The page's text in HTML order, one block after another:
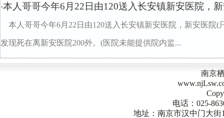
·本人哥哥今年6月22日由120送入长安镇新安医院，
本人哥哥今年6月22日由120送入长安镇新安医院，新安医院(
发现死在离新安医院200外。(医院未能提供院内监...
南京
电话：025-
地址：南京市汉中门大